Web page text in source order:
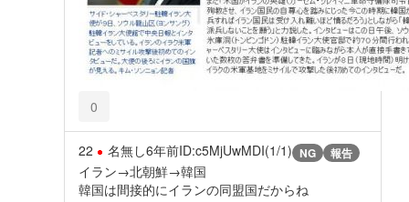
0
22 名無し6年前ID:c5MjUwMDI(1/1) NG 報告
イラン→北朝鮮→韓国
韓国は間接的にイランの同盟国だからね